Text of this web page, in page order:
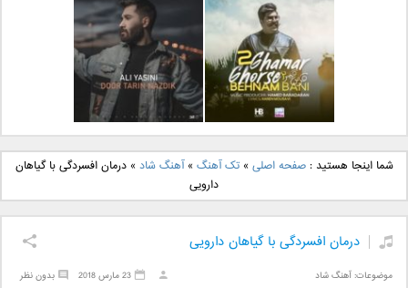
دانلود آهنگ جدید مهدی
یراحی بنام اسرار
دانلود آهنگ جدید فرزاد
فرزین بنام آتیش
دانلود آهنگ جدید بهنام
بانی بنام قرص قمر 2
دانلود آهنگ جدید علی
یاسینی بنام دورترین نزدیک
شما اینجا هستید :صفحه اصلی »تک آهنگ »آهنگ شاد »درمان افسردگی با گیاهان
دارویی
درمان افسردگی با گیاهان دارویی
موضوعات:آهنگ شاد بدون نظر 23 مارس 2018